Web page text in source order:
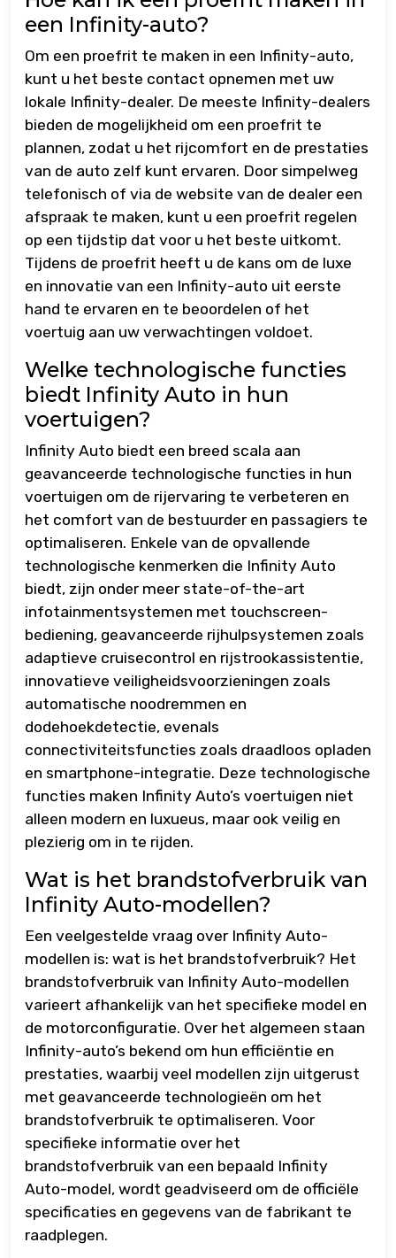
een Infinity-auto?
Om een proefrit te maken in een Infinity-auto,
kunt u het beste contact opnemen met uw
lokale Infinity-dealer. De meeste Infinity-dealers
bieden de mogelijkheid om een proefrit te
plannen, zodat u het rijcomfort en de prestaties
van de auto zelf kunt ervaren. Door simpelweg
telefonisch of via de website van de dealer een
afspraak te maken, kunt u een proefrit regelen
op een tijdstip dat voor u het beste uitkomt.
Tijdens de proefrit heeft u de kans om de luxe
en innovatie van een Infinity-auto uit eerste
hand te ervaren en te beoordelen of het
voertuig aan uw verwachtingen voldoet.
Welke technologische functies
biedt Infinity Auto in hun
voertuigen?
Infinity Auto biedt een breed scala aan
geavanceerde technologische functies in hun
voertuigen om de rijervaring te verbeteren en
het comfort van de bestuurder en passagiers te
optimaliseren. Enkele van de opvallende
technologische kenmerken die Infinity Auto
biedt, zijn onder meer state-of-the-art
infotainmentsystemen met touchscreen-
bediening, geavanceerde rijhulpsystemen zoals
adaptieve cruisecontrol en rijstrookassistentie,
innovatieve veiligheidsvoorzieningen zoals
automatische noodremmen en
dodehoekdetectie, evenals
connectiviteitsfuncties zoals draadloos opladen
en smartphone-integratie. Deze technologische
functies maken Infinity Auto’s voertuigen niet
alleen modern en luxueus, maar ook veilig en
plezierig om in te rijden.
Wat is het brandstofverbruik van
Infinity Auto-modellen?
Een veelgestelde vraag over Infinity Auto-
modellen is: wat is het brandstofverbruik? Het
brandstofverbruik van Infinity Auto-modellen
varieert afhankelijk van het specifieke model en
de motorconfiguratie. Over het algemeen staan
Infinity-auto’s bekend om hun efficiëntie en
prestaties, waarbij veel modellen zijn uitgerust
met geavanceerde technologieën om het
brandstofverbruik te optimaliseren. Voor
specifieke informatie over het
brandstofverbruik van een bepaald Infinity
Auto-model, wordt geadviseerd om de officiële
specificaties en gegevens van de fabrikant te
raadplegen.